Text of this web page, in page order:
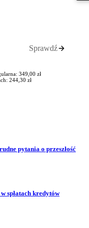
Sprawdź
349,00 zł
244,30 zł
pytania o przeszłość
spłatach kredytów